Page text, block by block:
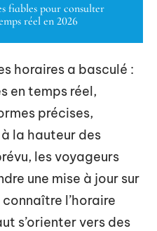
fiables pour consulter
réel en 2026
horaires a basculé :
en temps réel,
précises,
la hauteur des
les voyageurs
une mise à jour sur
connaître l’horaire
s’orienter vers des